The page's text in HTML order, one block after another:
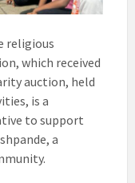
religious
which received
auction, held
is a
to support
a